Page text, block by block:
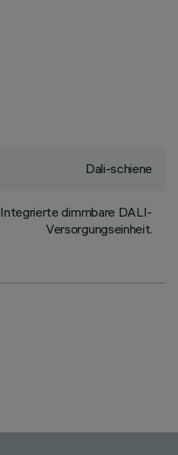
Dali-schiene
Integrierte dimmbare DALI-
Versorgungseinheit.